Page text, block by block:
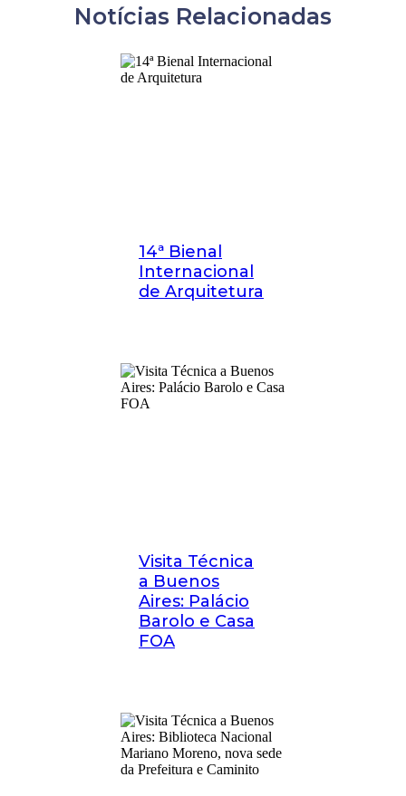
Notícias Relacionadas
14ª Bienal
Internacional
de Arquitetura
Visita Técnica
a Buenos
Aires: Palácio
Barolo e Casa
FOA